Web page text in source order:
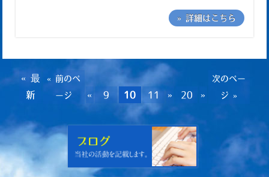
» 詳細はこちら
« 最
新
« 前のペ
ージ
« 9 10 11 » 20 »
次のペー
ジ »